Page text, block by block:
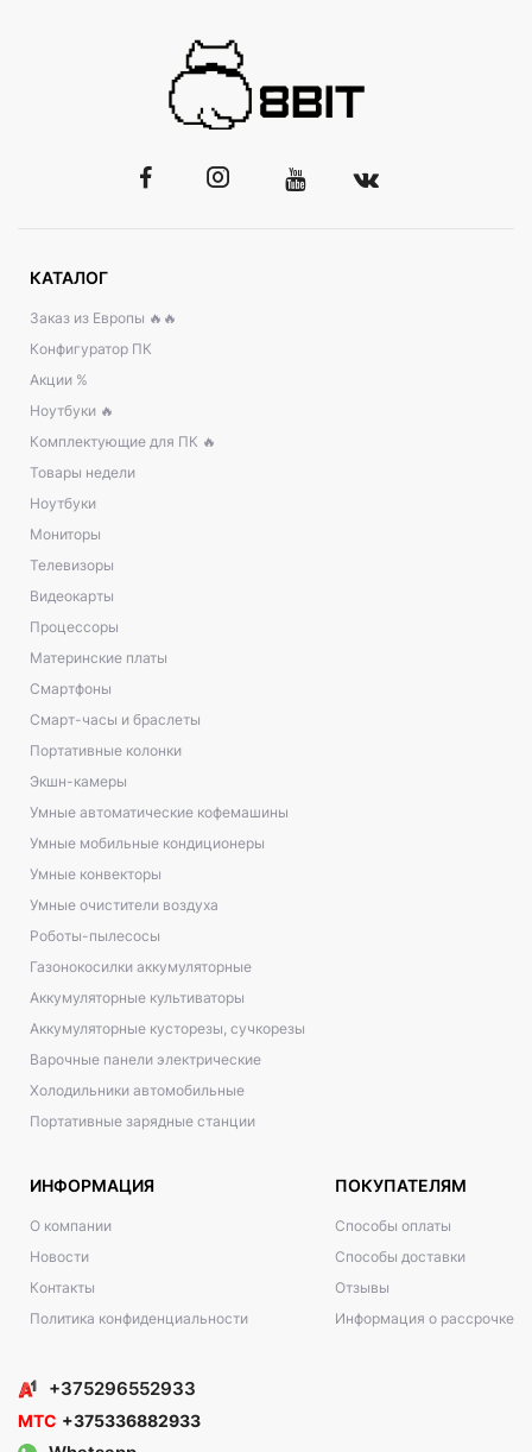
КАТАЛОГ
Заказ из Европы 🔥🔥
Конфигуратор ПК
Акции %
Ноутбуки 🔥
Комплектующие для ПК 🔥
Товары недели
Ноутбуки
Мониторы
Телевизоры
Видеокарты
Процессоры
Материнские платы
Смартфоны
Смарт-часы и браслеты
Портативные колонки
Экшн-камеры
Умные автоматические кофемашины
Умные мобильные кондиционеры
Умные конвекторы
Умные очистители воздуха
Роботы-пылесосы
Газонокосилки аккумуляторные
Аккумуляторные культиваторы
Аккумуляторные кусторезы, сучкорезы
Варочные панели электрические
Холодильники автомобильные
Портативные зарядные станции
ИНФОРМАЦИЯ
О компании
Новости
Контакты
Политика конфиденциальности
ПОКУПАТЕЛЯМ
Способы оплаты
Способы доставки
Отзывы
Информация о рассрочке
+375296552933
МТС +375336882933